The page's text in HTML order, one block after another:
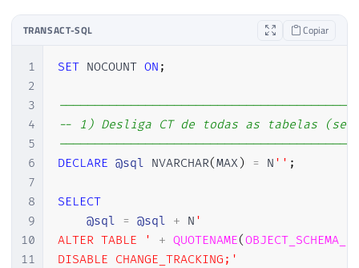
TRANSACT-SQL Copiar
1
2
3
4
5
6
7
8
9
10
11
SET NOCOUNT ON ;
-- 1) Desliga CT de todas as tabelas (se
DECLARE @sql NVARCHAR(MAX) = N '' ;
SELECT
@sql = @sql + N '
ALTER TABLE '
+ QUOTENAME(
DISABLE CHANGE_TRACKING;'